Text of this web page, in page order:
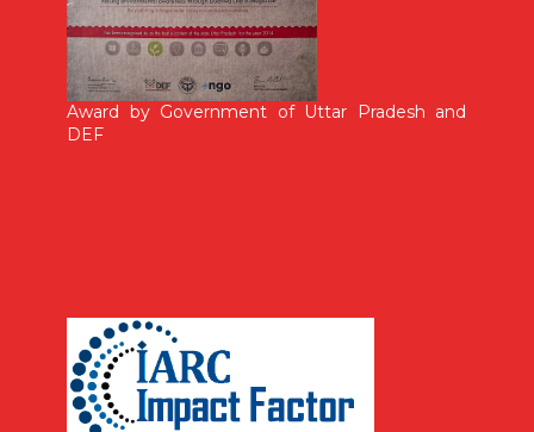
Award by Government of Uttar Pradesh and
DEF